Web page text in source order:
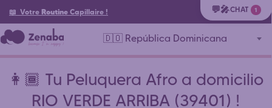
📖 Votre Routine Capillaire !
🇩🇴 República Dominicana
👩🏾 Tu Peluquera Afro a domicilio
RIO VERDE ARRIBA (39401) !
💬🎤CHAT 1